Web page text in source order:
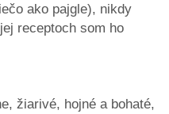
ako pajgle), nikdy
receptoch som ho
žiarivé, hojné a bohaté,